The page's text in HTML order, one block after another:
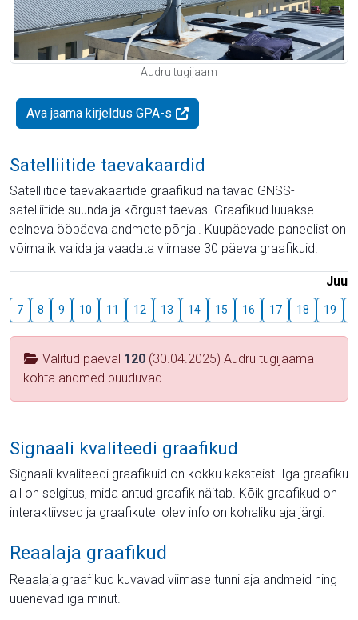
Audru tugijaam
Ava jaama kirjeldus GPA-s
Satelliitide taevakaardid
Satelliitide taevakaartide graafikud näitavad GNSS-
satelliitide suunda ja kõrgust taevas. Graafikud luuakse
eelneva ööpäeva andmete põhjal. Kuupäevade paneelist on
võimalik valida ja vaadata viimase 30 päeva graafikuid.
Juuli
7 8 9 10 11 12 13 14 15 16 17 18 19
Valitud päeval 120 (30.04.2025) Audru tugijaama
kohta andmed puuduvad
Signaali kvaliteedi graafikud
Signaali kvaliteedi graafikuid on kokku kaksteist. Iga graafiku
all on selgitus, mida antud graafik näitab. Kõik graafikud on
interaktiivsed ja graafikutel olev info on kohaliku aja järgi.
Reaalaja graafikud
Reaalaja graafikud kuvavad viimase tunni aja andmeid ning
uuenevad iga minut.